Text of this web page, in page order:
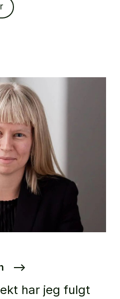
–>
har jeg fulgt